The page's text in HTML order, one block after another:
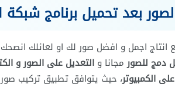
بعد تحميل برنامج شبكة
اجمل و افضل صور لك او لعائلك انصحك
دمج للصورمجانا و التعديل على الصور و
الكمبيوتر، حيث يتوافق تطبيق تركيب